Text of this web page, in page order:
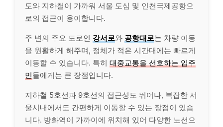
도와 지하철이 가까워 서울 도심 및 인천국제공항으
로의 접근이 용이합니다.
주 변의 주요 도로인 강서로와 공항대로는 차량 이동
을 원활하게 해주며, 정체가 적은 시간대에는 빠르게
이동할 수 있습니다. 특히 대중교통을 선호하는 입주
민들에게는 큰 장점입니다.
지하철 5호선과 9호선의 접근성도 뛰어나, 복잡한 서
울시내에서도 간편하게 이동할 수 있는 장점이 있습
니다. 방화역이 가까이에 위치해 있어 다양한 노선으